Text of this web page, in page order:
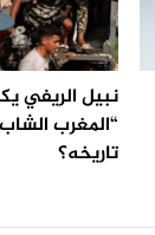
نبيل الريفي
“المغرب
تاريخه؟